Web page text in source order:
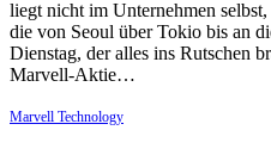
liegt nicht im Unternehmen
die von Seoul über Tokio bis an
Dienstag, der alles ins Rutschen
Marvell-Aktie…
Marvell Technology